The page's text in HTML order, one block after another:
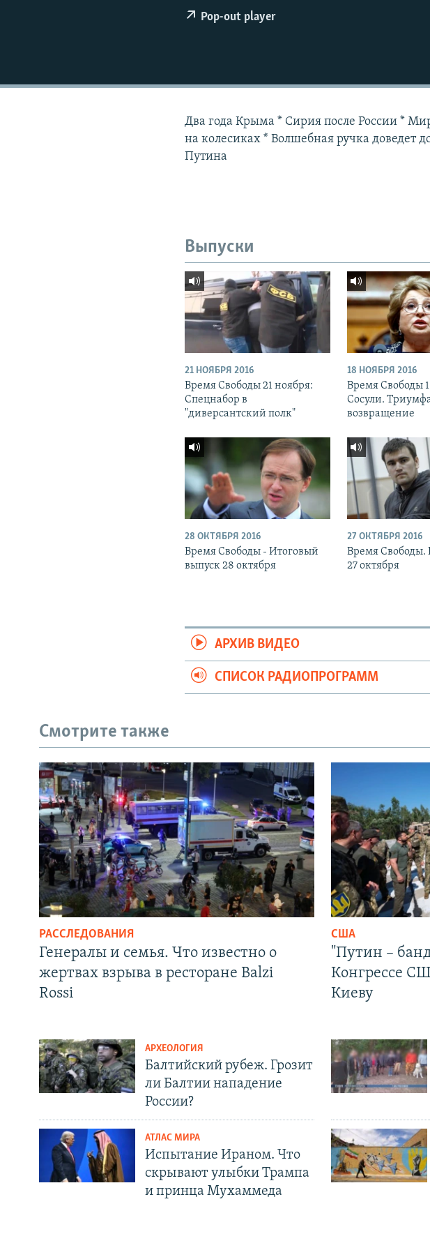
Pop-out player
Два года Крыма * Сирия после России *
на колесиках * Волшебная ручка доведет
Путина
Выпуски
21 НОЯБРЯ 2016
Время Свободы 21 ноября:
Спецнабор в
"диверсантский полк"
18 НОЯБРЯ 2016
Время Свободы
Сосули.
возвращение
28 ОКТЯБРЯ 2016
Время Свободы - Итоговый
выпуск 28 октября
27 ОКТЯБРЯ 2016
Время Свободы.
27 октября
АРХИВ ВИДЕО
СПИСОК РАДИОПРОГРАММ
Смотрите также
РАССЛЕДОВАНИЯ
Генералы и семья. Что известно о
жертвах взрыва в ресторане Balzi
Rossi
США
"Путин –
Конгрессе
Киеву
АРХЕОЛОГИЯ
Балтийский рубеж. Грозит
ли Балтии нападение
России?
АТЛАС МИРА
Испытание Ираном. Что
скрывают улыбки Трампа
и принца Мухаммеда